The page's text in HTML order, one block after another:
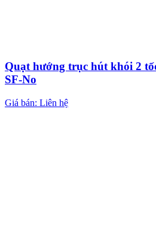
Quạt hướng trục hút khói 2
SF-No
Giá bán: Liên hệ